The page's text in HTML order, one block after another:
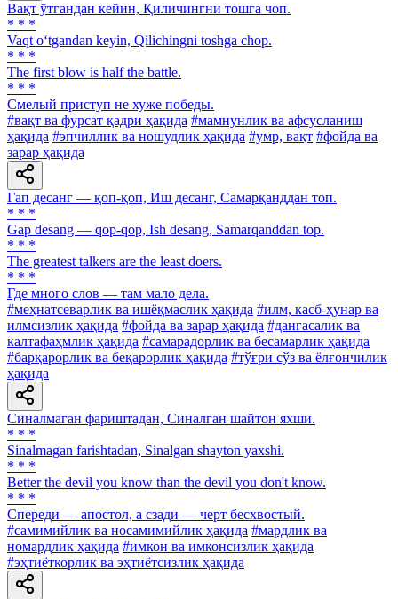
Вақт ўтгандан кейин, Қиличингни тошга чоп.
* * *
Vaqt o‘tgandan keyin, Qilichingni toshga chop.
* * *
The first blow is half the battle.
* * *
Смелый приступ не хуже победы.
#вақт ва фурсат қадри ҳақида #мамнунлик ва афсусланиш
ҳақида #эпчиллик ва ношудлик ҳақида #умр, вақт #фойда ва
зарар ҳақида
Гап десанг — қоп-қоп, Иш десанг, Самарқанддан топ.
* * *
Gap desang — qop-qop, Ish desang, Samarqanddan top.
* * *
The greatest talkers are the least doers.
* * *
Где много слов — там мало дела.
#меҳнатсеварлик ва ишёқмаслик ҳақида #илм, касб-ҳунар ва
илмсизлик ҳақида #фойда ва зарар ҳақида #дангасалик ва
калтафаҳмлик ҳақида #самарадорлик ва бесамарлик ҳақида
#барқарорлик ва беқарорлик ҳақида #тўғри сўз ва ёлғончилик
ҳақида
Синалмаган фариштадан, Синалган шайтон яхши.
* * *
Sinalmagan farishtadan, Sinalgan shayton yaxshi.
* * *
Better the devil you know than the devil you don't know.
* * *
Спереди — апостол, а сзади — черт бесхвостый.
#самимийлик ва носамимийлик ҳақида #мардлик ва
номардлик ҳақида #имкон ва имконсизлик ҳақида
#эҳтиёткорлик ва эҳтиётсизлик ҳақида